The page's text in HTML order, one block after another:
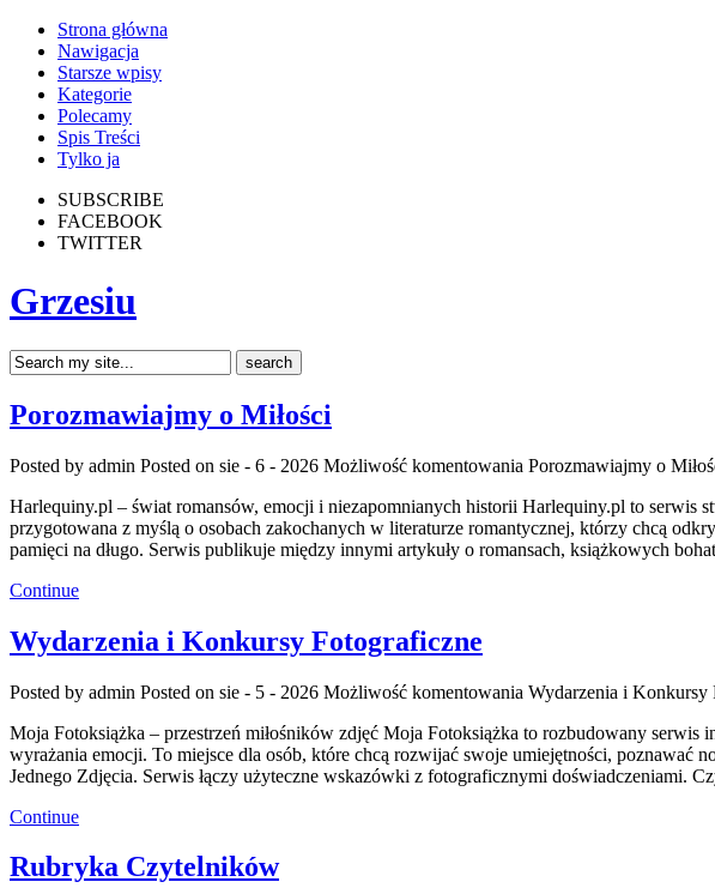
Strona główna
Nawigacja
Starsze wpisy
Kategorie
Polecamy
Spis Treści
Tylko ja
SUBSCRIBE
FACEBOOK
TWITTER
Grzesiu
Porozmawiajmy o Miłości
Posted by admin Posted on sie - 6 - 2026 Możliwość komentowania Porozmawiajmy o
Harlequiny.pl – świat romansów, emocji i niezapomnianych historii Harlequiny.pl to serwis
przygotowana z myślą o osobach zakochanych w literaturze romantycznej, którzy chcą
pamięci na długo. Serwis publikuje między innymi artykuły o romansach, książkowych
Continue
Wydarzenia i Konkursy Fotograficzne
Posted by admin Posted on sie - 5 - 2026 Możliwość komentowania Wydarzenia i Konkursy
Moja Fotoksiążka – przestrzeń miłośników zdjęć Moja Fotoksiążka to rozbudowany
wyrażania emocji. To miejsce dla osób, które chcą rozwijać swoje umiejętności,
Jednego Zdjęcia. Serwis łączy użyteczne wskazówki z fotograficznymi doświadczeniami.
Continue
Rubryka Czytelników